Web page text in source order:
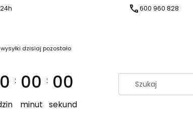
600 960 828
dzisiaj pozostało
: 00
minut
: 00
sekund